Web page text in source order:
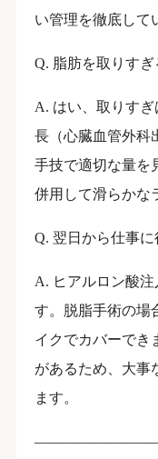
い管理を徹底して
Q. 脂肪を取りす
A. はい、取りす
長（心臓血管外科
手技で適切な量を
併用して滑らかな
Q. 翌日から仕事に
A. ヒアルロン酸
す。脱脂手術の場
イクでカバーでき
があるため、大事
ます。